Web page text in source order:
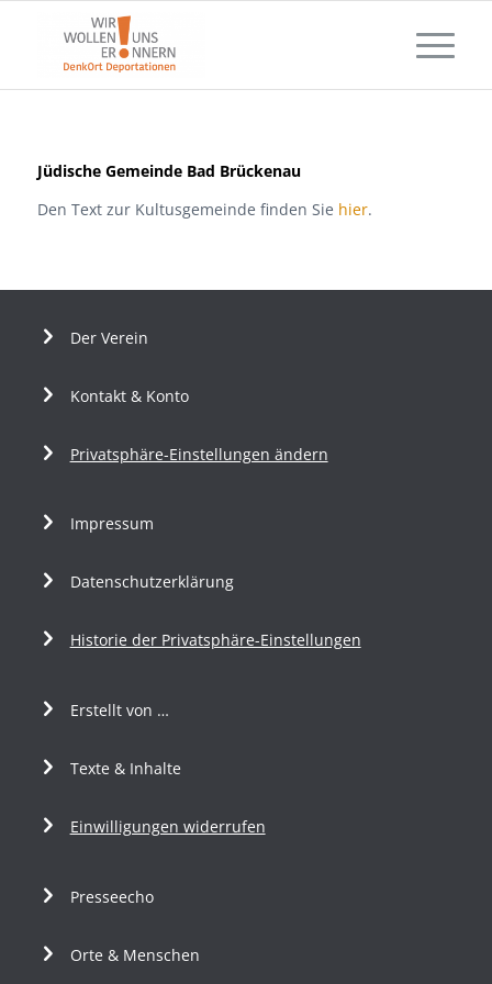
Jüdische Gemeinde Bad Brückenau
Den Text zur Kultusgemeinde finden Sie hier.
Der Verein
Kontakt & Konto
Privatsphäre-Einstellungen ändern
Impressum
Datenschutzerklärung
Historie der Privatsphäre-Einstellungen
Erstellt von …
Texte & Inhalte
Einwilligungen widerrufen
Presseecho
Orte & Menschen